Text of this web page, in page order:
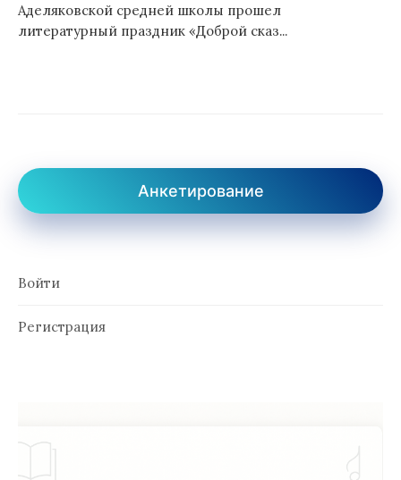
Аделяковской средней школы прошел
литературный праздник «Доброй сказ...
Анкетирование
Войти
Регистрация